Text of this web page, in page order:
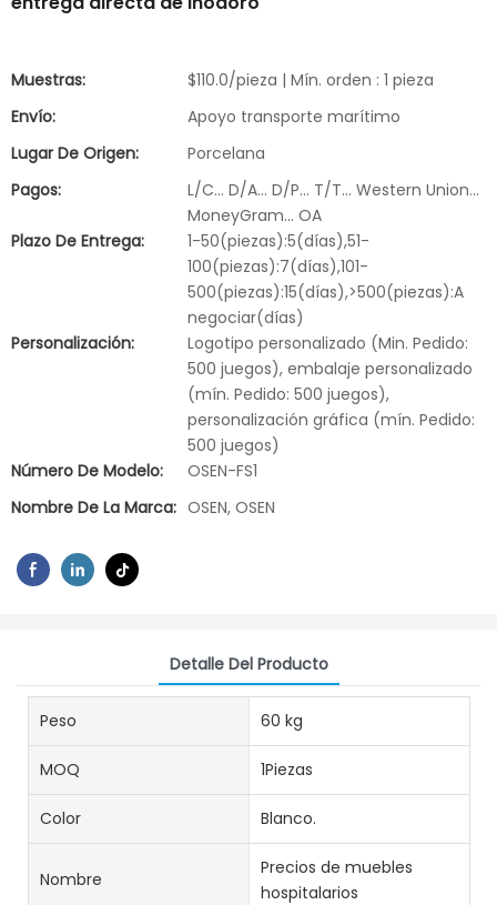
Muestras:
$110.0/pieza | Mín. orden : 1 pieza
Envío:
Apoyo transporte marítimo
Lugar De Origen:
Porcelana
Pagos:
L/C... D/A... D/P... T/T... Western Union...
MoneyGram... OA
Plazo De Entrega:
1-50(piezas):5(días),51-
100(piezas):7(días),101-
500(piezas):15(días),>500(piezas):A
negociar(días)
Personalización:
Logotipo personalizado (Min. Pedido:
500 juegos), embalaje personalizado
(mín. Pedido: 500 juegos),
personalización gráfica (mín. Pedido:
500 juegos)
Número De Modelo:
OSEN-FS1
Nombre De La Marca: OSEN, OSEN
Detalle Del Producto
Peso 60 kg
MOQ 1Piezas
Color Blanco.
Nombre
Precios de muebles
hospitalarios